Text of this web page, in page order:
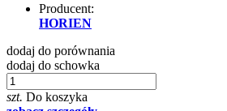
Producent:
HORIEN
dodaj do porównania
dodaj do schowka
szt. Do koszyka